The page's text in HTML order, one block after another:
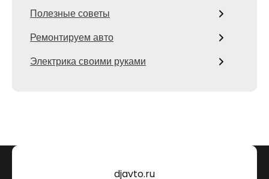
Полезные советы
Ремонтируем авто
Электрика своими руками
djavto.ru